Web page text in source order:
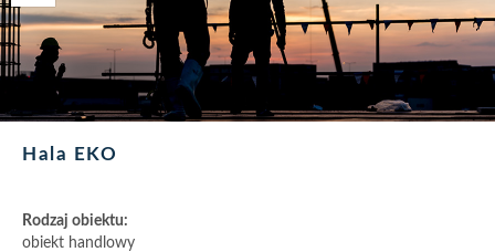
Hala EKO
Rodzaj obiektu:
obiekt handlowy